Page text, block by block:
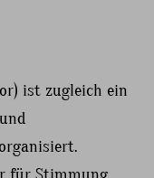
ist zugleich ein